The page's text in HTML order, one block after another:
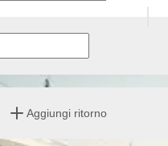
Aggiungi ritorno